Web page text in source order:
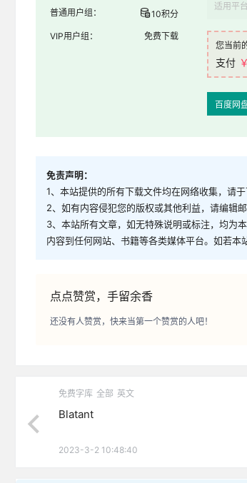
普通用户组： 10积分
VIP用户组： 免费下载
适用平台
您当前
支付
百度网
免责声明：
1、本站提供的所有下载文件均在网络收集，请
2、如有内容侵犯您的版权或其他利益，请编辑
3、本站所有文章，如无特殊说明或标注，均为
内容到任何网站、书籍等各类媒体平台。如若本
点点赞赏，手留余香
还没有人赞赏，快来当第一个赞赏的人吧！
免费字库 全部 英文
Blatant
2023-3-2 10:48:40